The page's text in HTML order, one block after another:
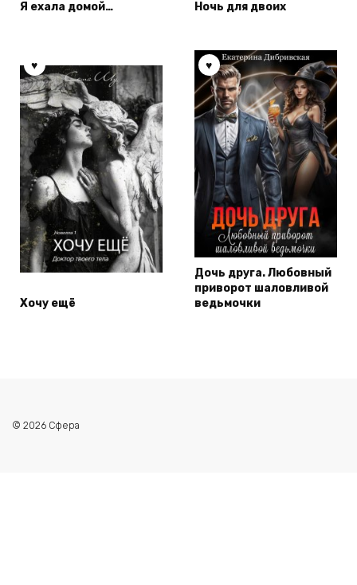
Я ехала домой… Ночь для двоих
Хочу ещё
Дочь друга. Любовный
приворот шаловливой
ведьмочки
© 2026 Сфера